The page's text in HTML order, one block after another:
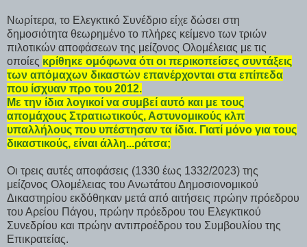
Νωρίτερα, το Ελεγκτικό Συνέδριο είχε δώσει στη
δημοσιότητα θεωρημένο το πλήρες κείμενο των τριών
πιλοτικών αποφάσεων της μείζονος Ολομέλειας με τις
οποίες κρίθηκε ομόφωνα ότι οι περικοπείσες συντάξεις
των απόμαχων δικαστών επανέρχονται στα επίπεδα
που ίσχυαν προ του 2012.
Με την ίδια λογικοί να συμβεί αυτό και με τους
απομάχους Στρατιωτικούς, Αστυνομικούς κλπ
υπαλλήλους που υπέστησαν τα ίδια. Γιατί μόνο για τους
δικαστικούς, είναι άλλη...ράτσα;
Οι τρεις αυτές αποφάσεις (1330 έως 1332/2023) της
μείζονος Ολομέλειας του Ανωτάτου Δημοσιονομικού
Δικαστηρίου εκδόθηκαν μετά από αιτήσεις πρώην πρόεδρου
του Αρείου Πάγου, πρώην πρόεδρου του Ελεγκτικού
Συνεδρίου και πρώην αντιπροέδρου του Συμβουλίου της
Επικρατείας.